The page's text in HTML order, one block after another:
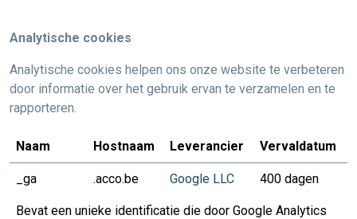
Analytische cookies
Analytische cookies helpen ons onze website te verbeteren
door informatie over het gebruik ervan te verzamelen en te
rapporteren.
Naam Hostnaam Leverancier Vervaldatum
_ga .acco.be Google LLC 400 dagen
Bevat een unieke identificatie die door Google Analytics